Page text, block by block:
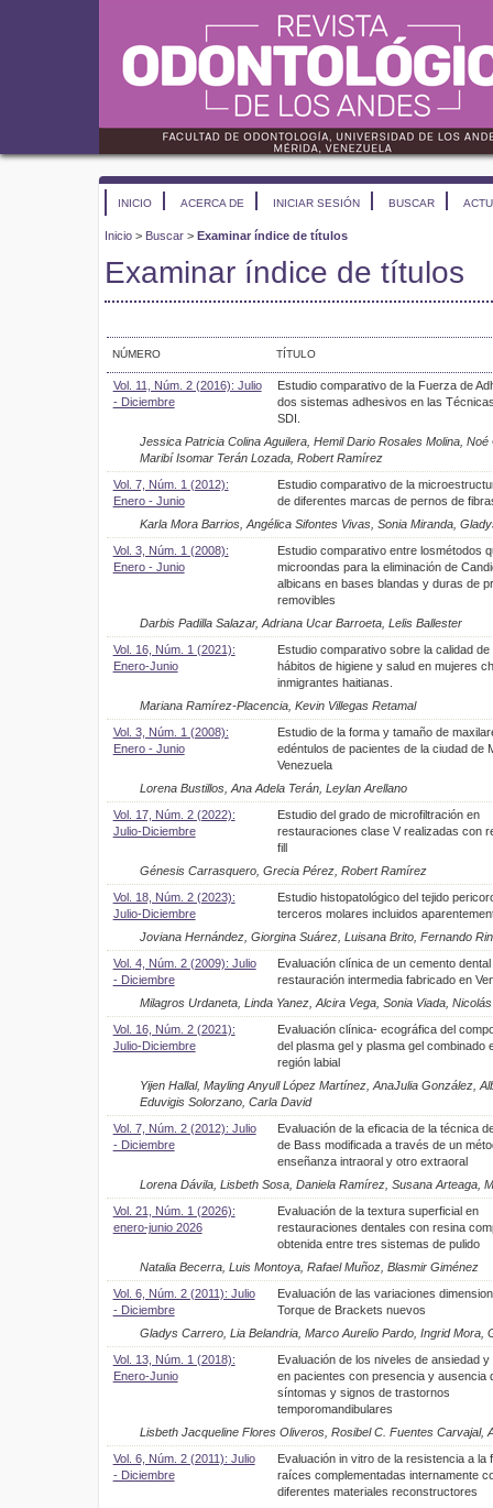
INICIO ACERCA DE INICIAR SESIÓN BUSCAR
Inicio > Buscar > Examinar índice de títulos
Examinar índice de títulos
NÚMERO TÍTULO
Vol. 11, Núm. 2 (2016): Julio
- Diciembre
Estudio comparativo de la Fuerza de
dos sistemas adhesivos en las
SDI.
Jessica Patricia Colina Aguilera, Hemil Dario Rosales Molina,
Maribí Isomar Terán Lozada, Robert Ramírez
Vol. 7, Núm. 1 (2012):
Enero - Junio
Estudio comparativo de la
de diferentes marcas de pernos de
Karla Mora Barrios, Angélica Sifontes Vivas, Sonia Miranda,
Vol. 3, Núm. 1 (2008):
Enero - Junio
Estudio comparativo entre losmétodos
microondas para la eliminación de
albicans en bases blandas y duras de
removibles
Darbis Padilla Salazar, Adriana Ucar Barroeta, Lelis Ballester
Vol. 16, Núm. 1 (2021):
Enero-Junio
Estudio comparativo sobre la calidad de
hábitos de higiene y salud en mujeres
inmigrantes haitianas.
Mariana Ramírez-Placencia, Kevin Villegas Retamal
Vol. 3, Núm. 1 (2008):
Enero - Junio
Estudio de la forma y tamaño de
edéntulos de pacientes de la ciudad de
Venezuela
Lorena Bustillos, Ana Adela Terán, Leylan Arellano
Vol. 17, Núm. 2 (2022):
Julio-Diciembre
Estudio del grado de microfiltración en
restauraciones clase V realizadas con
fill
Génesis Carrasquero, Grecia Pérez, Robert Ramírez
Vol. 18, Núm. 2 (2023):
Julio-Diciembre
Estudio histopatológico del tejido
terceros molares incluidos
Joviana Hernández, Giorgina Suárez, Luisana Brito, Fernando
Vol. 4, Núm. 2 (2009): Julio
- Diciembre
Evaluación clínica de un cemento dental
restauración intermedia fabricado en
Milagros Urdaneta, Linda Yanez, Alcira Vega, Sonia Viada,
Vol. 16, Núm. 2 (2021):
Julio-Diciembre
Evaluación clínica- ecográfica del
del plasma gel y plasma gel combinado
región labial
Yijen Hallal, Mayling Anyull López Martínez, AnaJulia González,
Eduvigis Solorzano, Carla David
Vol. 7, Núm. 2 (2012): Julio
- Diciembre
Evaluación de la eficacia de la técnica
de Bass modificada a través de un
enseñanza intraoral y otro extraoral
Lorena Dávila, Lisbeth Sosa, Daniela Ramírez, Susana Arteaga,
Vol. 21, Núm. 1 (2026):
enero-junio 2026
Evaluación de la textura superficial en
restauraciones dentales con resina
obtenida entre tres sistemas de pulido
Natalia Becerra, Luis Montoya, Rafael Muñoz, Blasmir Giménez
Vol. 6, Núm. 2 (2011): Julio
- Diciembre
Evaluación de las variaciones
Torque de Brackets nuevos
Gladys Carrero, Lia Belandria, Marco Aurelio Pardo, Ingrid Mora,
Vol. 13, Núm. 1 (2018):
Enero-Junio
Evaluación de los niveles de ansiedad y
en pacientes con presencia y ausencia
síntomas y signos de trastornos
temporomandibulares
Lisbeth Jacqueline Flores Oliveros, Rosibel C. Fuentes Carvajal,
Vol. 6, Núm. 2 (2011): Julio
- Diciembre
Evaluación in vitro de la resistencia a la
raíces complementadas internamente
diferentes materiales reconstructores